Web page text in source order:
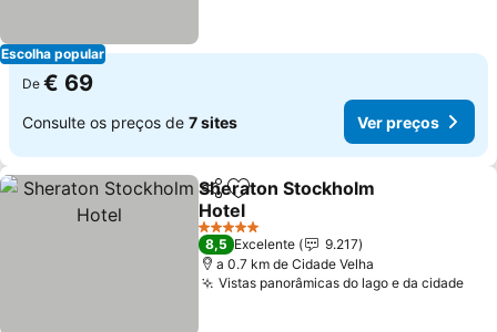
Escolha popular
De € 69
Consulte os preços de 7 sites Ver preços
PartilharAdicionar aos favoritos
Sheraton Stockholm
Hotel
5 Estrelas
8,5 Excelente
9.217
a 0.7 km de Cidade Velha
Vistas panorâmicas do lago e da cidade